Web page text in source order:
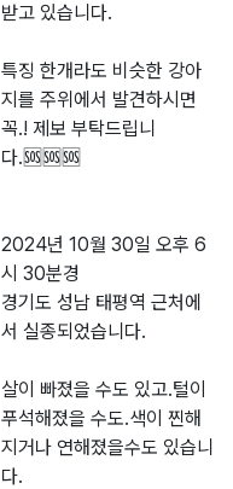
받고 있습니다.
특징 한개라도 비슷한 강아
지를 주위에서 발견하시면
꼭.! 제보 부탁드립니
다.🆘️🆘️🆘️
2024년 10월 30일 오후 6
시 30분경
경기도 성남 태평역 근처에
서 실종되었습니다.
살이 빠졌을 수도 있고.털이
푸석해졌을 수도.색이 찐해
지거나 연해졌을수도 있습니
다.